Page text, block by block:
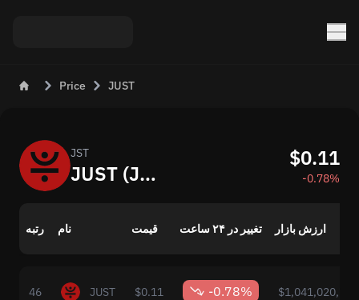
Price JUST
JST
JUST (JST) اکنون: قیمت و تغییرات بازار
$0.11
-0.78%
رتبه نام قیمت تغییر در ۲۴ ساعت ارزش بازار
46 JUST $0.11 -0.78%